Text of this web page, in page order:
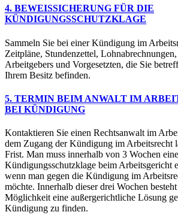
4. BEWEISSICHERUNG FÜR DIE
KÜNDIGUNGSSCHUTZKLAGE
Sammeln Sie bei einer Kündigung im
Zeitpläne, Stundenzettel,
Arbeitgebers und Vorgesetzten, die Sie
Ihrem Besitz befinden.
5. TERMIN BEIM ANWALT IM
BEI KÜNDIGUNG
Kontaktieren Sie einen Rechtsanwalt im
dem Zugang der Kündigung im Arbeitsrecht
Frist. Man muss innerhalb von 3 Wochen eine
Kündigungsschutzklage beim Arbeitsgericht
wenn man gegen die Kündigung im
möchte. Innerhalb dieser drei Wochen
Möglichkeit eine außergerichtliche Lösung
Kündigung zu finden.